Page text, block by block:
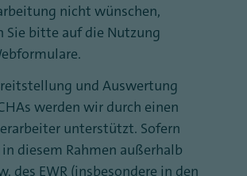
nicht wünschen,
Sie bitte auf die Nutzung
und Auswertung
werden wir durch einen
unterstützt. Sofern
diesem Rahmen außerhalb
des EWR (insbesondere in den